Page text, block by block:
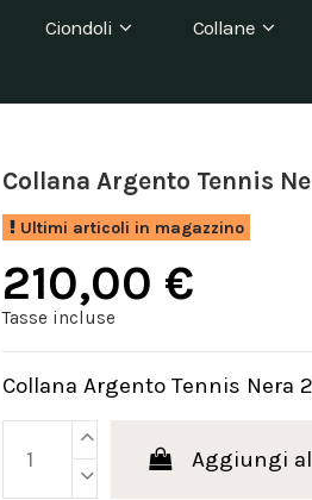
Ciondoli
Collane
Collana Argento Tennis
Ultimi articoli in magazzino
210,00 €
Tasse incluse
Collana Argento Tennis Nera
Aggiungi